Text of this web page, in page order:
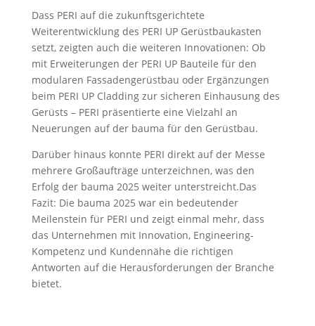
Dass PERI auf die zukunftsgerichtete
Weiterentwicklung des PERI UP Gerüstbaukasten
setzt, zeigten auch die weiteren Innovationen: Ob
mit Erweiterungen der PERI UP Bauteile für den
modularen Fassadengerüstbau oder Ergänzungen
beim PERI UP Cladding zur sicheren Einhausung des
Gerüsts – PERI präsentierte eine Vielzahl an
Neuerungen auf der bauma für den Gerüstbau.
Darüber hinaus konnte PERI direkt auf der Messe
mehrere Großaufträge unterzeichnen, was den
Erfolg der bauma 2025 weiter unterstreicht.Das
Fazit: Die bauma 2025 war ein bedeutender
Meilenstein für PERI und zeigt einmal mehr, dass
das Unternehmen mit Innovation, Engineering-
Kompetenz und Kundennähe die richtigen
Antworten auf die Herausforderungen der Branche
bietet.